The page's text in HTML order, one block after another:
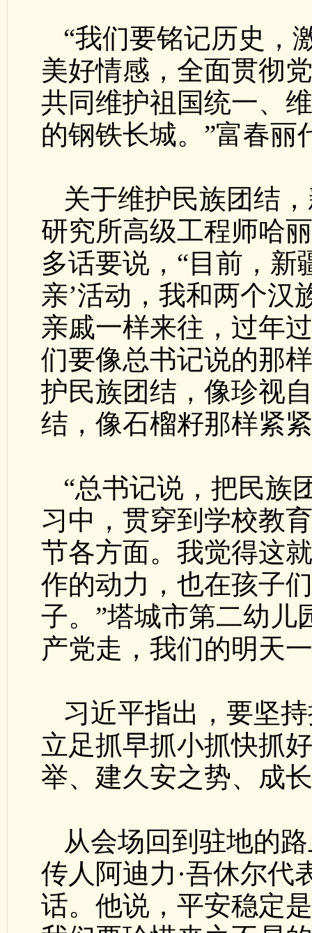
“我们要铭记历史，
美好情感，全面贯彻
共同维护祖国统一、
的钢铁长城。”富春丽
关于维护民族团结
研究所高级工程师哈
多话要说，“目前，新
亲’活动，我和两个汉
亲戚一样来往，过年
们要像总书记说的那
护民族团结，像珍视
结，像石榴籽那样紧
“总书记说，把民族
习中，贯穿到学校教
节各方面。我觉得这
作的动力，也在孩子
子。”塔城市第二幼儿
产党走，我们的明天
习近平指出，要坚
立足抓早抓小抓快抓
举、建久安之势、成
从会场回到驻地的
传人阿迪力·吾休尔代
话。他说，平安稳定